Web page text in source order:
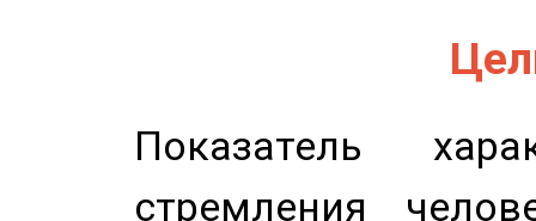
Показатель
стремления